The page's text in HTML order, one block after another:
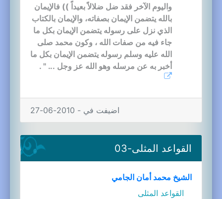
واليوم الآخر فقد ضل ضلالاً بعيداً )) فالإيمان
بالله يتضمن الإيمان بصفاته، والإيمان بالكتاب
الذي نزل على رسوله يتضمن الإيمان بكل ما
جاء فيه من صفات الله ، وكون محمد صلى
الله عليه وسلم رسوله يتضمن الإيمان بكل ما
أخبر به عن مرسله وهو الله عز وجل ... " .
اضيفت في - 2010-06-27
القواعد المثلى-03
الشيخ محمد أمان الجامي
القواعد المثلى